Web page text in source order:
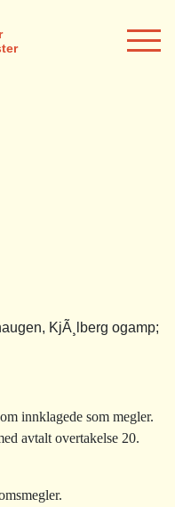
KjÃ¸lberg ogamp;
innklagede som megler.
avtalt overtakelse 20.